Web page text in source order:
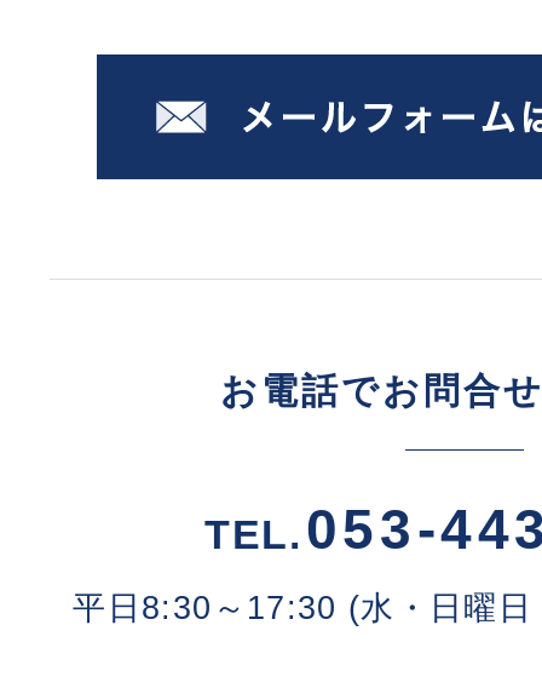
お電話でお問合
TEL.053-
平日8:30～17:30 (水・日曜